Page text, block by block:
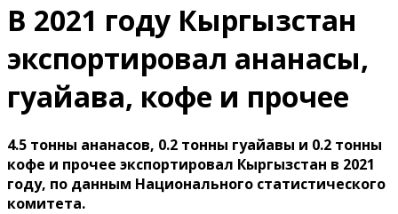
В 2021 году Кыргызстан
экспортировал ананасы,
гуайава, кофе и прочее
4.5 тонны ананасов, 0.2 тонны гуайавы и 0.2 тонны
кофе и прочее экспортировал Кыргызстан в 2021
году, по данным Национального статистического
комитета.